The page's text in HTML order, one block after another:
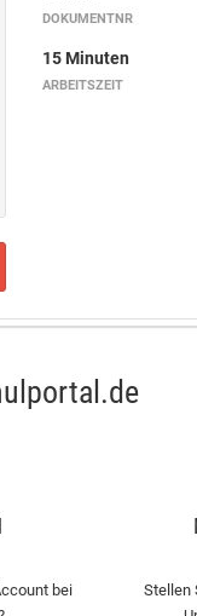
DOKUMENTNR
15 Minuten
ARBEITSZEIT
bei
Stellen